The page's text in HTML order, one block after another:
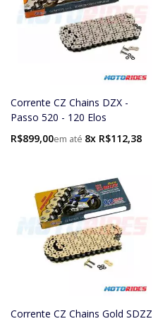
Corrente CZ Chains DZX -
Passo 520 - 120 Elos
R$899,00
8x R$112,38
Corrente CZ Chains Gold SDZZ